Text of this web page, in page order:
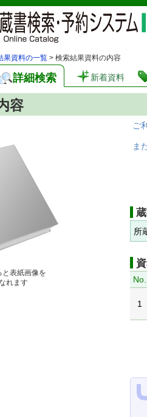
果資料の一覧 > 検索結果資料の内容
詳細検索 新着資料
容
と表紙画像を
れます
ご
ま
所
No.
1